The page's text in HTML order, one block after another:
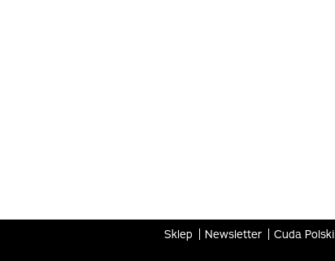
Sklep Newsletter Cuda Polski